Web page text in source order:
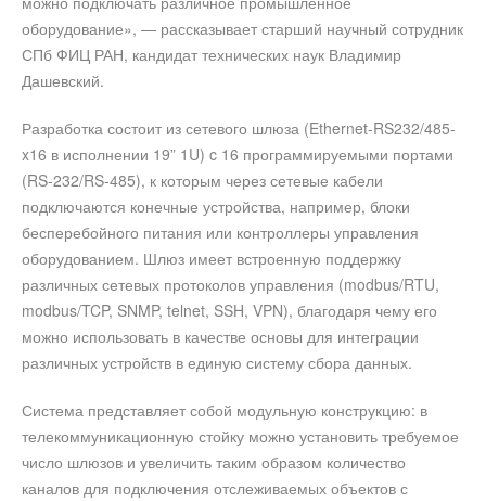
оборудование», — рассказывает старший научный сотрудник
СПб ФИЦ РАН, кандидат технических наук Владимир
Дашевский.
Разработка состоит из сетевого шлюза (Ethernet-RS232/485-
x16 в исполнении 19” 1U) c 16 программируемыми портами
(RS-232/RS-485), к которым через сетевые кабели
подключаются конечные устройства, например, блоки
бесперебойного питания или контроллеры управления
оборудованием. Шлюз имеет встроенную поддержку
различных сетевых протоколов управления (modbus/RTU,
modbus/TCP, SNMP, telnet, SSH, VPN), благодаря чему его
можно использовать в качестве основы для интеграции
различных устройств в единую систему сбора данных.
Система представляет собой модульную конструкцию: в
телекоммуникационную стойку можно установить требуемое
число шлюзов и увеличить таким образом количество
каналов для подключения отслеживаемых объектов с